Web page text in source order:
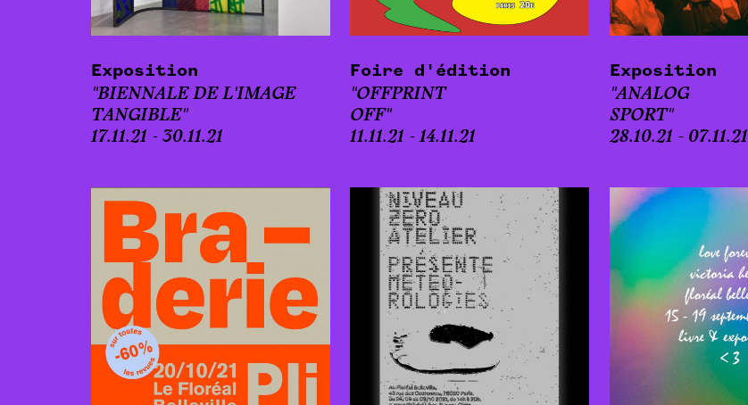
Exposition
"BIENNALE DE L'IMAGE
TANGIBLE"
17.11.21 - 30.11.21
Foire d'édition
"OFFPRINT
OFF"
11.11.21 - 14.11.21
Exposition
"ANALOG
SPORT"
28.10.21 - 07.11.21